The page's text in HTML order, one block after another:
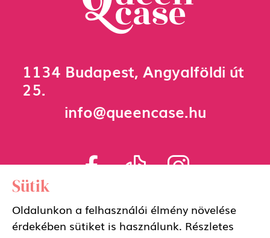
1134 Budapest, Angyalföldi út
25.
info@queencase.hu
Adatkezelési szabályzat
Sütik
Oldalunkon a felhasználói élmény növelése
érdekében sütiket is használunk. Részletes